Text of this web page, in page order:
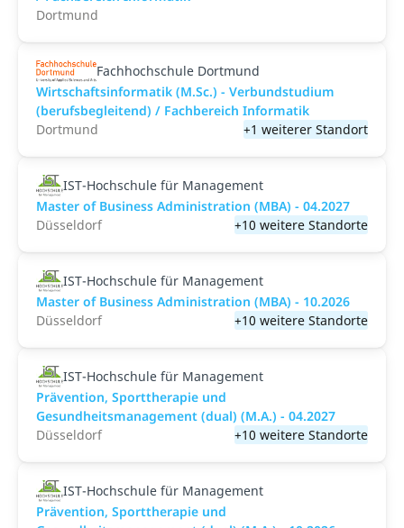
Dortmund
Fachhochschule Dortmund
Wirtschaftsinformatik (M.Sc.) - Verbundstudium
(berufsbegleitend) / Fachbereich Informatik
Dortmund
+1 weiterer Standort
IST-Hochschule für Management
Master of Business Administration (MBA) - 04.2027
Düsseldorf
+10 weitere Standorte
IST-Hochschule für Management
Master of Business Administration (MBA) - 10.2026
Düsseldorf
+10 weitere Standorte
IST-Hochschule für Management
Prävention, Sporttherapie und
Gesundheitsmanagement (dual) (M.A.) - 04.2027
Düsseldorf
+10 weitere Standorte
IST-Hochschule für Management
Prävention, Sporttherapie und